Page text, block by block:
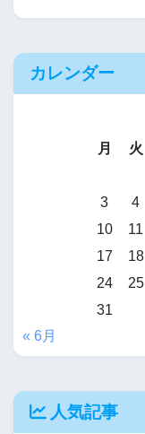
カレンダー
月
火
3
4
10
11
17
18
24
25
31
« 6月
人気記事